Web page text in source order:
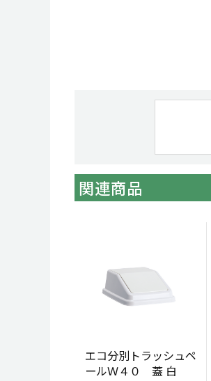
関連商品
エコ分別トラッシュペ
ールＷ４０ 蓋 白